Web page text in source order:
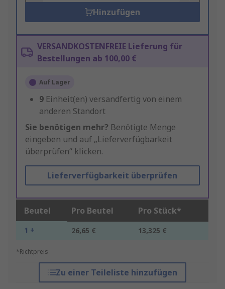
Hinzufügen
VERSANDKOSTENFREIE Lieferung für
Bestellungen ab 100,00 €
Auf Lager
9 Einheit(en) versandfertig von einem
anderen Standort
Sie benötigen mehr? Benötigte Menge
eingeben und auf „Lieferverfügbarkeit
überprüfen“ klicken.
Lieferverfügbarkeit überprüfen
Beutel Pro Beutel Pro Stück*
1 + 26,65 € 13,325 €
*Richtpreis
Zu einer Teileliste hinzufügen